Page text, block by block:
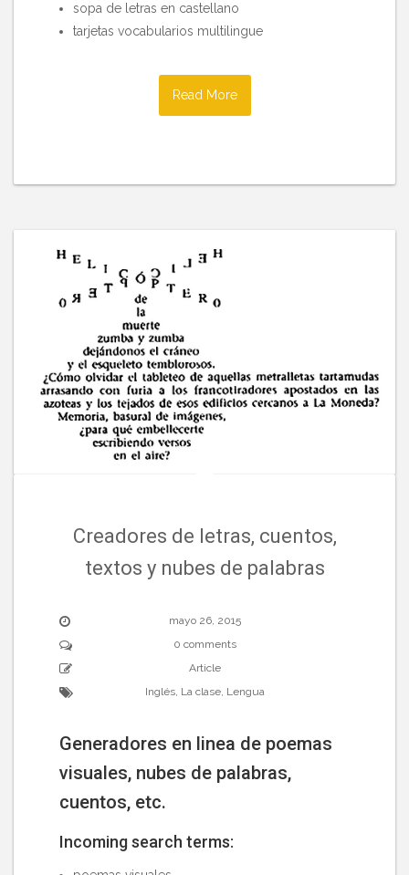
sopa de letras en castellano
tarjetas vocabularios multilingue
Read More
Creadores de letras, cuentos,
textos y nubes de palabras
mayo 26, 2015
0 comments
Article
Inglés, La clase, Lengua
Generadores en linea de poemas
visuales, nubes de palabras,
cuentos, etc.
Incoming search terms: